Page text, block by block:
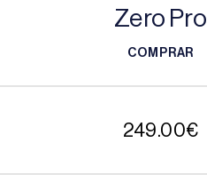
Zero Pro
COMPRAR
249.00€